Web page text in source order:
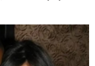
vilu na Dedinju i jahtu